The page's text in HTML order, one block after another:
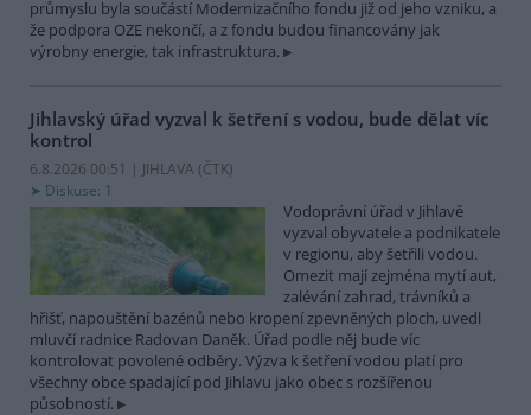
průmyslu byla součástí Modernizačního fondu již od jeho vzniku, a
že podpora OZE nekončí, a z fondu budou financovány jak
výrobny energie, tak infrastruktura.
Jihlavský úřad vyzval k šetření s vodou, bude dělat víc
kontrol
6.8.2026 00:51 | JIHLAVA (ČTK)
Diskuse: 1
Vodoprávní úřad v Jihlavě
vyzval obyvatele a podnikatele
v regionu, aby šetřili vodou.
Omezit mají zejména mytí aut,
zalévání zahrad, trávníků a
hřišť, napouštění bazénů nebo kropení zpevněných ploch, uvedl
mluvčí radnice Radovan Daněk. Úřad podle něj bude víc
kontrolovat povolené odběry. Výzva k šetření vodou platí pro
všechny obce spadající pod Jihlavu jako obec s rozšířenou
působností.